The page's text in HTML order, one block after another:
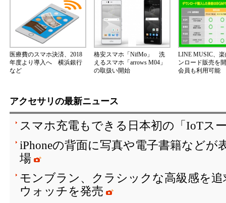
医療費のスマホ決済、2018
年度より導入へ 横浜銀行
など
格安スマホ「NifMo」 洗
えるスマホ「arrows M04」
の取扱い開始
LINE MUSIC、
ンロード販売を
会員も利用可能
アクセサリの最新ニュース
スマホ充電もできる日本初の「IoTス
iPhoneの背面に写真や電子書籍などが
場
モンブラン、クラシックな高級感を
ウォッチを発売